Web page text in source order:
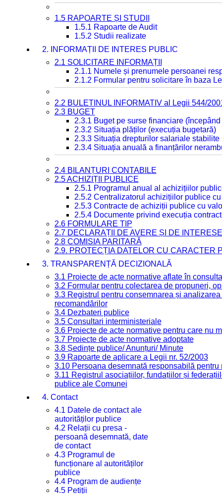
1.5 RAPOARTE ȘI STUDII
1.5.1 Rapoarte de Audit
1.5.2 Studii realizate
2. INFORMAȚII DE INTERES PUBLIC
2.1 SOLICITARE INFORMAȚII
2.1.1 Numele și prenumele persoanei
2.1.2 Formular pentru solicitare în baza
2.2 BULETINUL INFORMATIV al Legii 544/
2.3 BUGET
2.3.1 Buget pe surse financiare
2.3.2 Situația plăților (execuția bugetară)
2.3.3 Situația drepturilor salariale
2.3.4 Situația anuală a finanțărilor
2.4 BILANȚURI CONTABILE
2.5 ACHIZIȚII PUBLICE
2.5.1 Programul anual al achizițiilor
2.5.2 Centralizatorul achizițiilor publice
2.5.3 Contracte de achiziții publice cu
2.5.4 Documente privind execuția
2.6 FORMULARE TIP
2.7 DECLARAȚII DE AVERE ȘI DE INTERESE
2.8 COMISIA PARITARĂ
2.9. PROTECȚIA DATELOR CU CARACTER
3. TRANSPARENȚĂ DECIZIONALĂ
3.1 Proiecte de acte normative aflate în
3.2 Formular pentru colectarea de propuneri,
3.3 Registrul pentru consemnarea și
recomandărilor
3.4 Dezbateri publice
3.5 Consultari interministeriale
3.6 Proiecte de acte normative pentru care nu
3.7 Proiecte de acte normative adoptate
3.8 Ședințe publice/ Anunțuri/ Minute
3.9 Rapoarte de aplicare a Legii nr. 52/2003
3.10 Persoana desemnată responsabilă
3.11 Registrul asociațiilor, fundațiilor și
publice ale Comunei
4. Contact
4.1 Datele de contact ale
autorităților publice
4.2 Relații cu presa -
persoană desemnată, date
de contact
4.3 Programul de
funcționare al autorităților
publice
4.4 Program de audiențe
4.5 Petiții